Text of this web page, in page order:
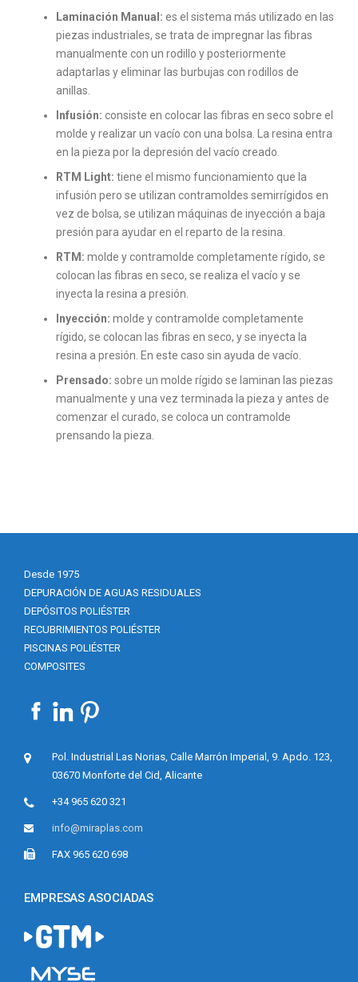
Laminación Manual: es el sistema más utilizado en las
piezas industriales, se trata de impregnar las fibras
manualmente con un rodillo y posteriormente
adaptarlas y eliminar las burbujas con rodillos de
anillas.
Infusión: consiste en colocar las fibras en seco sobre el
molde y realizar un vacío con una bolsa. La resina entra
en la pieza por la depresión del vacío creado.
RTM Light: tiene el mismo funcionamiento que la
infusión pero se utilizan contramoldes semirrígidos en
vez de bolsa, se utilizan máquinas de inyección a baja
presión para ayudar en el reparto de la resina.
RTM: molde y contramolde completamente rígido, se
colocan las fibras en seco, se realiza el vacío y se
inyecta la resina a presión.
Inyección: molde y contramolde completamente
rígido, se colocan las fibras en seco, y se inyecta la
resina a presión. En este caso sin ayuda de vacío.
Prensado: sobre un molde rígido se laminan las piezas
manualmente y una vez terminada la pieza y antes de
comenzar el curado, se coloca un contramolde
prensando la pieza.
Desde 1975
DEPURACIÓN DE AGUAS RESIDUALES
DEPÓSITOS POLIÉSTER
RECUBRIMIENTOS POLIÉSTER
PISCINAS POLIÉSTER
COMPOSITES
Pol. Industrial Las Norias, Calle Marrón Imperial, 9. Apdo. 123,
03670 Monforte del Cid, Alicante
+34 965 620 321
info@miraplas.com
FAX 965 620 698
EMPRESAS ASOCIADAS